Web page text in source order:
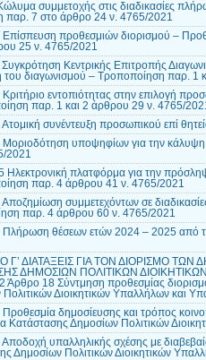
συμμετοχής στις διαδικασίες
παρ. 7 στο άρθρο 24 ν. 4765/2021
προθεσμιών διορισμού –
25 ν. 4765/2021
Κεντρικής Επιτροπής
του διαγωνισμού – Τροποποίηση παρ.
εντοπιότητας στην επιλογή
παρ. 1 και 2 άρθρου 29 ν. 4765/2021
συνέντευξη προσωπικού επί
υποψηφίων για την
2021
Ηλεκτρονική πλατφόρμα για την
παρ. 4 άρθρου 41 ν. 4765/2021
συμμετεχόντων σε
παρ. 4 άρθρου 60 ν. 4765/2021
θέσεων ετών 2024 – 2025 από
Γ’ ΔΙΑΤΑΞΕΙΣ ΓΙΑ ΤΟΝ ΔΙΟΡΙΣΜΟ
ΔΗΜΟΣΙΩΝ ΠΟΛΙΤΙΚΩΝ
Άρθρο 18 Σύντμηση προθεσμίας
Διοικητικών Υπαλλήλων και
δημοσίευσης και τρόπος
Κατάστασης Δημοσίων Πολιτικών
υπαλληλικής σχέσης με
Δημοσίων Πολιτικών Διοικητικών